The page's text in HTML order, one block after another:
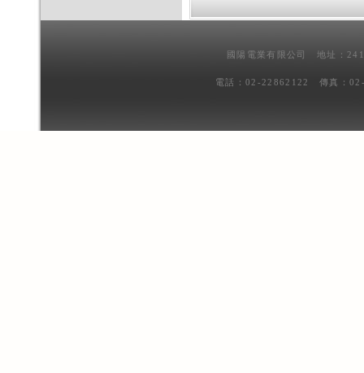
國陽電業有限公司 地址：
電話：02-22862122 傳真：